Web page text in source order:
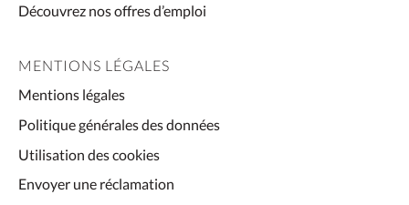
Découvrez nos offres d’emploi
MENTIONS LÉGALES
Mentions légales
Politique générales des données
Utilisation des cookies
Envoyer une réclamation